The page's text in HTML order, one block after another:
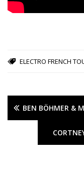
ELECTRO FRENCH
BEN BÖHMER &